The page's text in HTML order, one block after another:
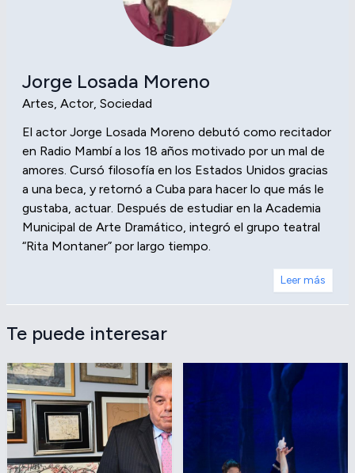
Jorge Losada Moreno
Artes, Actor, Sociedad
El actor Jorge Losada Moreno debutó como recitador
en Radio Mambí a los 18 años motivado por un mal de
amores. Cursó filosofía en los Estados Unidos gracias
a una beca, y retornó a Cuba para hacer lo que más le
gustaba, actuar. Después de estudiar en la Academia
Municipal de Arte Dramático, integró el grupo teatral
“Rita Montaner” por largo tiempo.
Leer más
Te puede interesar